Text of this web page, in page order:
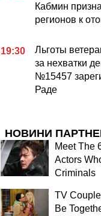
Кабмин
регионов к
19:30
Льготы
за нехватки
№15457
Раде
НОВИНИ
Meet The
Actors
Criminals
TV
Be